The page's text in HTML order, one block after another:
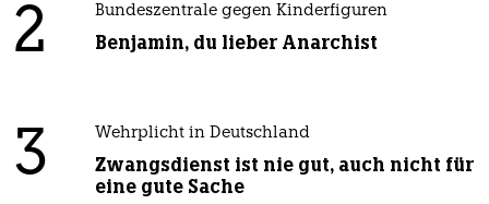
2 Bundeszentrale gegen Kinderfiguren
Benjamin, du lieber Anarchist
3 Wehrplicht in Deutschland
Zwangsdienst ist nie gut, auch nicht für
eine gute Sache